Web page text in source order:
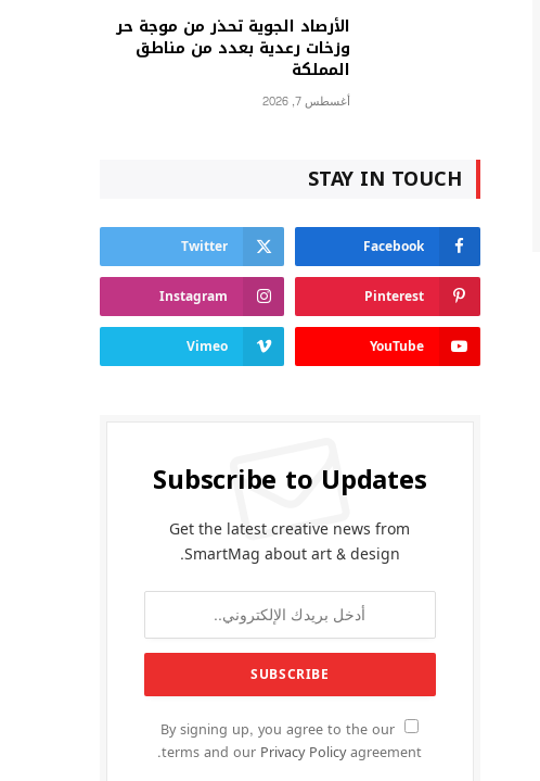
الأرصاد الجوية تحذر من موجة حر
وزخات رعدية بعدد من مناطق
المملكة
أغسطس 7, 2026
STAY IN TOUCH
Facebook
Twitter
Pinterest
Instagram
YouTube
Vimeo
Subscribe to Updates
Get the latest creative news from
SmartMag about art & design.
By signing up, you agree to the our
terms and our Privacy Policyagreement.